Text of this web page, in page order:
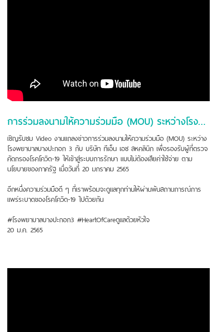
การร่วมลงนามให้ความร่วมมือ (MOU) ระหว่างโรงพยาบาลบางปะกอก 3 กับ บริษัท ทีเอ็น เอช สหคลินิก
เชิญรับชม Video งานแถลงข่าวการร่วมลงนามให้ความร่วมมือ (MOU) ระหว่าง
โรงพยาบาลบางปะกอก 3 กับ บริษัท ทีเอ็น เอช สหคลินิก เพื่อรองรับผู้ที่ตรวจ
คัดกรองโรคโควิด-19 ให้เข้าสู่ระบบการรักษา แบบไม่ต้องเสียค่าใช้จ่าย ตาม
นโยบายของภาครัฐ เมื่อวันที่ 20 มกราคม 2565
อีกหนึ่งความร่วมมือดี ๆ ที่เราพร้อมจะดูแลทุกท่่านให้ผ่านพ้นสถานการณ์การ
แพร่ระบาดของโรคโควิด-19 ไปด้วยกัน
#โรงพยาบาลบางปะกอก3 #HeartOfCareดูแลด้วยหัวใจ
20 ม.ค. 2565